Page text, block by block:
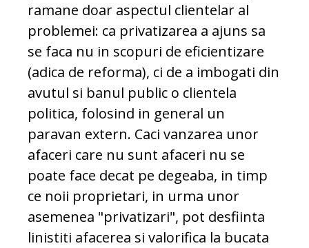
ramane doar aspectul clientelar al
problemei: ca privatizarea a ajuns sa
se faca nu in scopuri de eficientizare
(adica de reforma), ci de a imbogati din
avutul si banul public o clientela
politica, folosind in general un
paravan extern. Caci vanzarea unor
afaceri care nu sunt afaceri nu se
poate face decat pe degeaba, in timp
ce noii proprietari, in urma unor
asemenea "privatizari", pot desfiinta
linistiti afacerea si valorifica la bucata